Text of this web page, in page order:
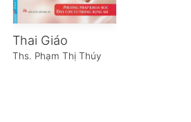
Thai Giáo
Ths. Phạm Thị Thúy